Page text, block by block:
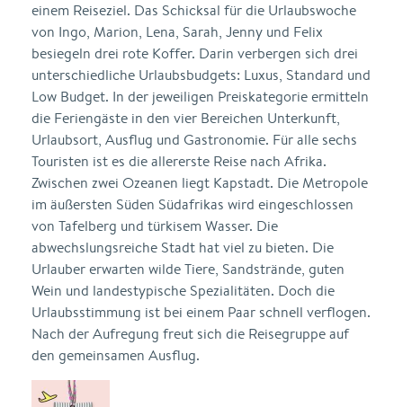
einem Reiseziel. Das Schicksal für die Urlaubswoche
von Ingo, Marion, Lena, Sarah, Jenny und Felix
besiegeln drei rote Koffer. Darin verbergen sich drei
unterschiedliche Urlaubsbudgets: Luxus, Standard und
Low Budget. In der jeweiligen Preiskategorie ermitteln
die Feriengäste in den vier Bereichen Unterkunft,
Urlaubsort, Ausflug und Gastronomie. Für alle sechs
Touristen ist es die allererste Reise nach Afrika.
Zwischen zwei Ozeanen liegt Kapstadt. Die Metropole
im äußersten Süden Südafrikas wird eingeschlossen
von Tafelberg und türkisem Wasser. Die
abwechslungsreiche Stadt hat viel zu bieten. Die
Urlauber erwarten wilde Tiere, Sandstrände, guten
Wein und landestypische Spezialitäten. Doch die
Urlaubsstimmung ist bei einem Paar schnell verflogen.
Nach der Aufregung freut sich die Reisegruppe auf
den gemeinsamen Ausflug.